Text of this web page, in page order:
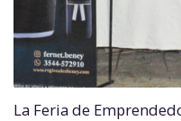
La Feria de